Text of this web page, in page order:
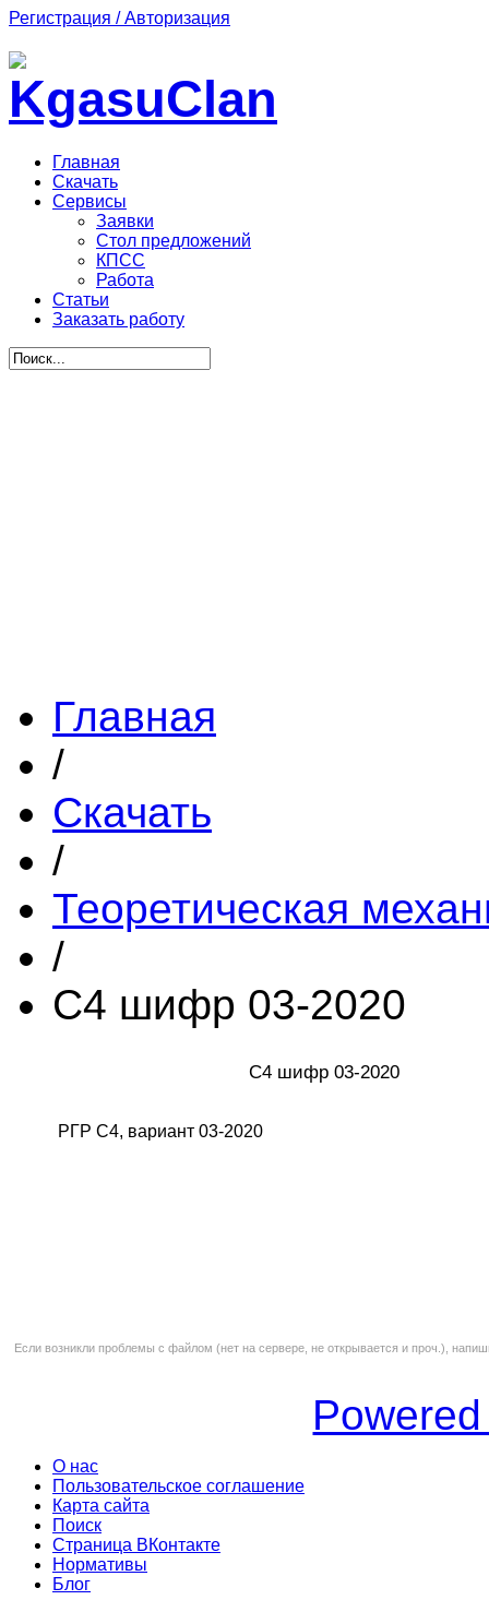
Регистрация / Авторизация
Главная
Скачать
Сервисы
Заявки
Стол предложений
КПСС
Работа
Статьи
Заказать работу
Главная
/
Скачать
/
Теоретическая
/
С4 шифр 03-2020
С4 шифр 03-2020
РГР С4, вариант 03-2020
Если возникли проблемы с файлом (нет на сервере, не открывается и проч.),
О нас
Пользовательское соглашение
Карта сайта
Поиск
Страница ВКонтакте
Нормативы
Блог